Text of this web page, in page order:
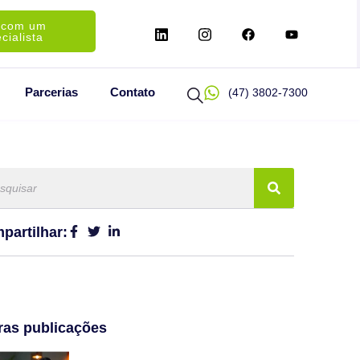
um
Parcerias Contato (47) 3802-7300
publicações